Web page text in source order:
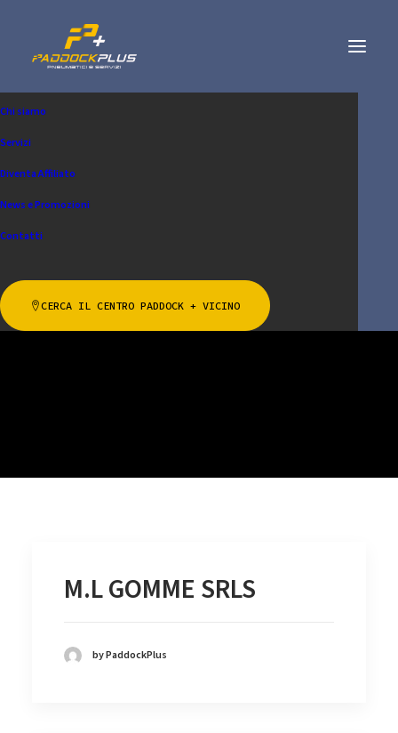
Chi siamo
Servizi
Diventa Affiliato
News e Promozioni
Contatti
CERCA IL CENTRO PADDOCK + VICINO
Analisi gas di scarico
M.L GOMME SRLS
by PaddockPlus